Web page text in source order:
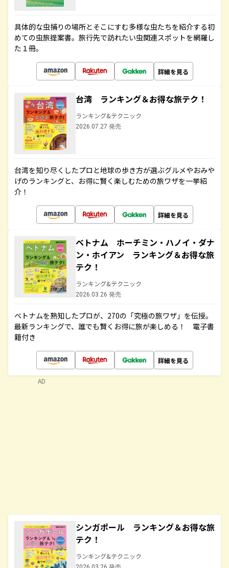
具体的な虫捕りの場所とそこにすむ多様な虫たちを紹介する初
めての虫旅提案書。旅行先で訪れたい虫関連スポットを網羅し
た１冊。
詳細を見る
台湾 ランキング＆お得な旅テク！
ランキング&テクニック
2026.07.27 発売
台湾を知り尽くしたプロと地球の歩き方が選ぶグルメやおみや
げのランキングと、お得に賢く楽しむための旅ワザを一挙紹
介！
詳細を見る
ベトナム ホーチミン・ハノイ・ダナ
ン・ホイアン ランキング＆お得な旅
テク！
ランキング&テクニック
2026.03.26 発売
ベトナムを熟知したプロが、270の「究極の旅ワザ」を伝授。
最新ランキングで、誰でも賢くお得に旅が楽しめる！ 電子書
籍付き
詳細を見る
シンガポール ランキング＆お得な旅
テク！
ランキング&テクニック
AD